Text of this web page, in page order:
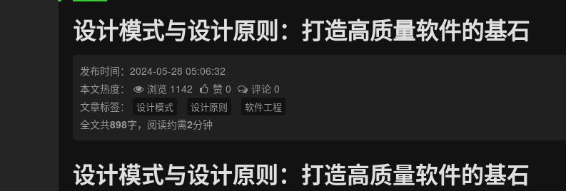
设计模式与设计原则：打造高质量软件的基石
发布时间：2024-05-28 05:06:32
本文热度：
浏览 1142 赞 0
评论 0
文章标签：
设计模式 设计原则 软件工程
全文共898字，阅读约需2分钟
设计模式与设计原则：打造高质量软件的基石